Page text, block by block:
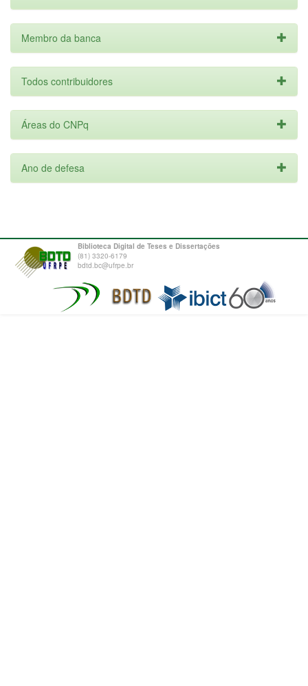
Membro da banca
Todos contribuidores
Áreas do CNPq
Ano de defesa
Biblioteca Digital de Teses e Dissertações
(81) 3320-6179
bdtd.bc@ufrpe.br